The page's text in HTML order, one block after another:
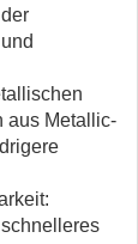
aus Metallic-